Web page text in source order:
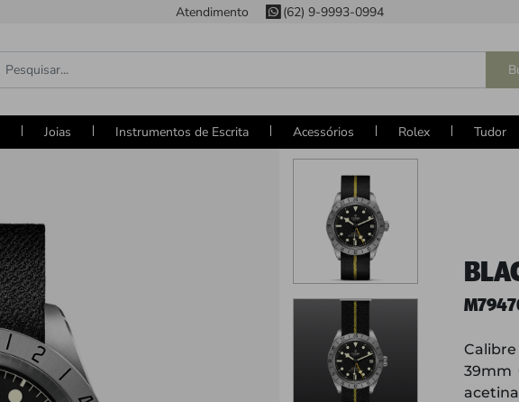
Atendimento (62) 9-9993-0994
Joias Instrumentos de Escrita Acessórios Rolex Tudor
Calibre
39mm